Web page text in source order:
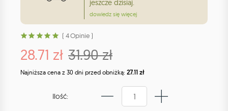
jeszcze dzisiaj.
dowiedz się więcej
( 4 Opinie )
28.71 zł 31.90 zł
Najniższa cena z 30 dni przed obniżką: 27.11 zł
Ilość: